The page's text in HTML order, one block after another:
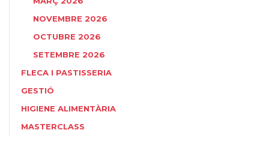
NOVEMBRE 2026
OCTUBRE 2026
SETEMBRE 2026
FLECA I PASTISSERIA
GESTIÓ
HIGIENE ALIMENTÀRIA
MASTERCLASS